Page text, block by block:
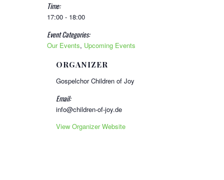
Time:
17:00 - 18:00
Event Categories:
Our Events, Upcoming Events
ORGANIZER
Gospelchor Children of Joy
Email:
info@children-of-joy.de
View Organizer Website